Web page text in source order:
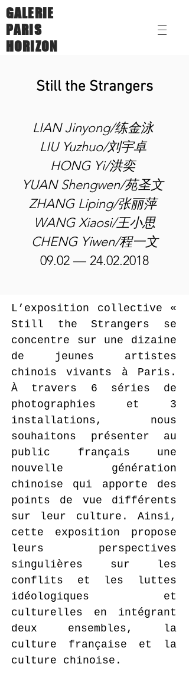
GALERIE
PARIS
HORIZON
Still the Strangers
LIAN Jinyong/练金泳
LIU Yuzhuo/刘宇卓
HONG Yi/洪奕
YUAN Shengwen/苑圣文
ZHANG Liping/张丽萍
WANG Xiaosi/王小思
CHENG Yiwen/程一文
09.02 — 24.02.2018
L’exposition collective «
Still the Strangers se
concentre sur une dizaine
de jeunes artistes
chinois vivants à Paris.
À travers 6 séries de
photographies et 3
installations, nous
souhaitons présenter au
public français une
nouvelle génération
chinoise qui apporte des
points de vue différents
sur leur culture. Ainsi,
cette exposition propose
leurs perspectives
singulières sur les
conflits et les luttes
idéologiques et
culturelles en intégrant
deux ensembles, la
culture française et la
culture chinoise.